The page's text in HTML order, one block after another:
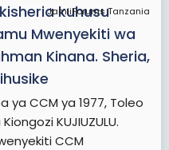
JamiiForums Tanzania
kuhusu
Mwenyekiti wa
Kinana. Sheria,
ya CCM ya 1977, Toleo
KUJIUZULU.
CCM